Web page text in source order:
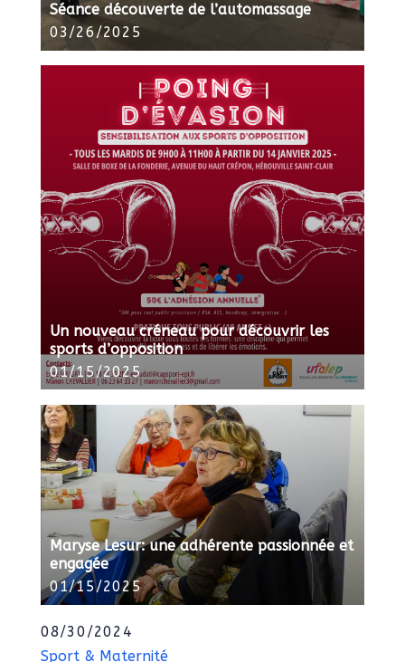
Séance découverte de l’automassage
03/26/2025
Un nouveau créneau pour découvrir les
sports d’opposition
01/15/2025
Maryse Lesur: une adhérente passionnée et
engagée
01/15/2025
08/30/2024
Sport & Maternité